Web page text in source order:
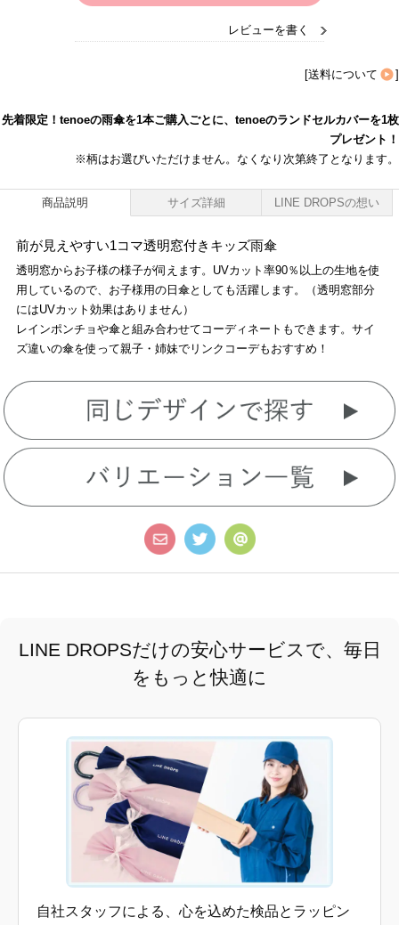
レビューを書く
[送料について ]
先着限定！tenoeの雨傘を1本ご購入ごとに、tenoeのランドセルカバーを1枚
プレゼント！
※柄はお選びいただけません。なくなり次第終了となります。
商品説明 サイズ詳細 LINE DROPSの想い
前が見えやすい1コマ透明窓付きキッズ雨傘
透明窓からお子様の様子が伺えます。UVカット率90％以上の生地を使
用しているので、お子様用の日傘としても活躍します。（透明窓部分
にはUVカット効果はありません）
レインポンチョや傘と組み合わせてコーディネートもできます。サイ
ズ違いの傘を使って親子・姉妹でリンクコーデもおすすめ！
LINE DROPSだけの安心サービスで、毎日
をもっと快適に
自社スタッフによる、心を込めた検品とラッピン